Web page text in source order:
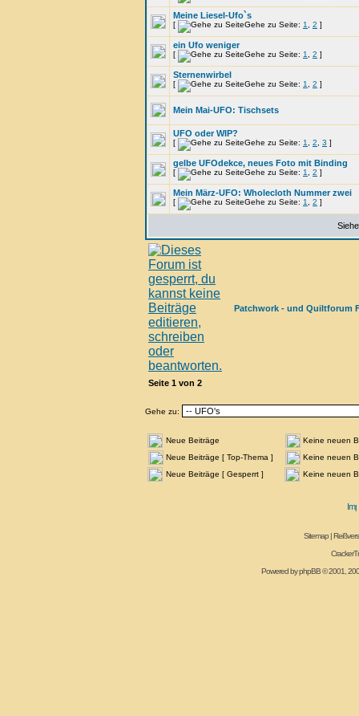
Meine Liesel-Ufo`s
[ Gehe zu Seite: 1 2 ]
ein Ufo weniger
[ Gehe zu Seite: 1 2 ]
Sternenwirbel
[ Gehe zu Seite: 1 2 ]
Mein Mai-UFO: Tischsets
UFO oder WIP?
[ Gehe zu Seite: 1 2 3 ]
gelbe UFOdekce, neues Foto mit Binding
[ Gehe zu Seite: 1 2 ]
Mein März-UFO: Wholecloth Nummer zwei
[ Gehe zu Seite: 1 2 ]
Patchwork - und Quiltforum
Seite 1 von 2
Gehe zu:
Neue Beiträge
Keine neuen
Neue Beiträge [ Top-Thema ]
Keine neuen
Neue Beiträge [ Gesperrt ]
Keine neuen
Sitemap|
Powered byphpBB© 2001,